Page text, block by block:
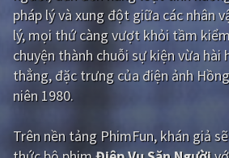
Giật gân Gia
Bí ẩn Lịch sử
Viễn Tây
GameShow
pháp lý và xung đột giữa các nhân
lý, mọi thứ càng vượt khỏi tầm
chuyện thành chuỗi sự kiện vừa hài
thẳng, đặc trưng của điện ảnh
niên 1980.
Trên nền tảng PhimFun, khán giả